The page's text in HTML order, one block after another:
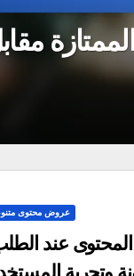
عروض محتوى
عند